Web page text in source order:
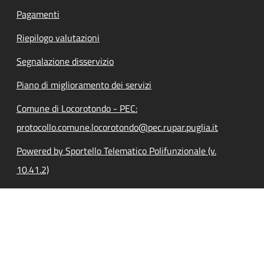
Pagamenti
Riepilogo valutazioni
Segnalazione disservizio
Piano di miglioramento dei servizi
Comune di Locorotondo - PEC:
protocollo.comune.locorotondo@pec.rupar.puglia.it
Powered by Sportello Telematico Polifunzionale (v.
10.41.2)